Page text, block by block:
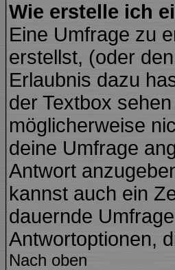
Wie erstelle ich
Eine Umfrage zu
erstellst, (oder
Erlaubnis dazu
der Textbox
möglicherweise
deine Umfrage
Antwort
kannst auch ein
dauernde
Antwortoptionen,
Nach oben